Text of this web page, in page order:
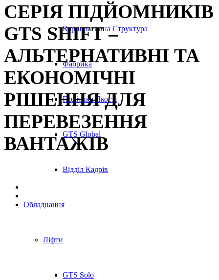
Корпоративна Структура
Фабрика
Політика Якості
GTS Global
Відділ Кадрів
Обладнання
Ліфти
GTS Solo
СЕРІЯ ПІДЙОМНИКІВ
GTS SHIFT –
АЛЬТЕРНАТИВНІ ТА
ЕКОНОМІЧНІ
РІШЕННЯ ДЛЯ
ПЕРЕВЕЗЕННЯ
ВАНТАЖІВ